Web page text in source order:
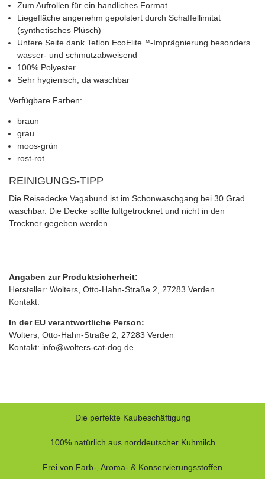
Zum Aufrollen für ein handliches Format
Liegefläche angenehm gepolstert durch Schaffellimitat
(synthetisches Plüsch)
Untere Seite dank Teflon EcoElite™-Imprägnierung besonders
wasser- und schmutzabweisend
100% Polyester
Sehr hygienisch, da waschbar
Verfügbare Farben:
braun
grau
moos-grün
rost-rot
REINIGUNGS-TIPP
Die Reisedecke Vagabund ist im Schonwaschgang bei 30 Grad
waschbar. Die Decke sollte luftgetrocknet und nicht in den
Trockner gegeben werden.
Angaben zur Produktsicherheit:
Hersteller: Wolters, Otto‑Hahn‑Straße 2, 27283 Verden
Kontakt:
In der EU verantwortliche Person:
Wolters, Otto‑Hahn‑Straße 2, 27283 Verden
Kontakt: info@wolters-cat-dog.de
Die perfekte Kaubeschäftigung
100% natürlich aus norddeutscher Kuhmilch
Frei von Farb-, Aroma- & Konservierungsstoffen